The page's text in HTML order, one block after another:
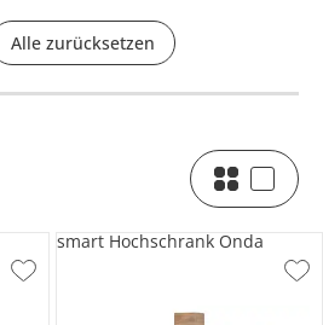
Alle zurücksetzen
smart Hochschrank Onda